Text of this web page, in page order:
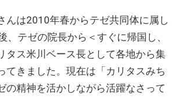
は2010年春からテゼ共同体に属し
テゼの院長から＜すぐに帰国し、
タス米川ベース長として各地から集
てきました。現在は「カリタスみち
精神を活かしながら活躍なさって